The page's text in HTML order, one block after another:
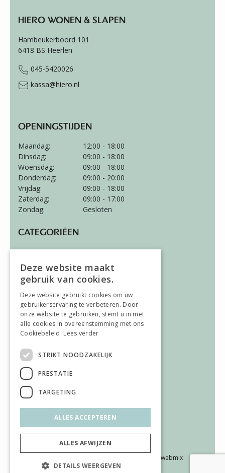
HIERO WONEN & SLAPEN
Hambeukerboord 101
6418 BS Heerlen
045-5420026
kassa@hiero.nl
OPENINGSTIJDEN
Maandag:
12:00 - 18:00
Dinsdag:
09:00 - 18:00
Woensdag:
09:00 - 18:00
Donderdag:
09:00 - 20:00
Vrijdag:
09:00 - 18:00
Zaterdag:
09:00 - 17:00
Zondag:
Gesloten
CATEGORIËEN
Wonen
Slapen
Vloeren
Gordijnen
ALGEMEEN
Vacatures
Wooninspiratie
Over ons
Contact
AFWIJKENDE OPENINGSTIJDEN
Afwijkende openingstijden
Made by webmix
Cookies
Deze website maakt
gebruik van cookies.
Deze website gebruikt cookies om uw
gebruikerservaring te verbeteren. Door
onze website te gebruiken, stemt u in met
alle cookies in overeenstemming met ons
Cookiebeleid. Lees verder
STRIKT NOODZAKELIJK
PRESTATIE
TARGETING
ALLES ACCEPTEREN
ALLES AFWIJZEN
DETAILS WEERGEVEN